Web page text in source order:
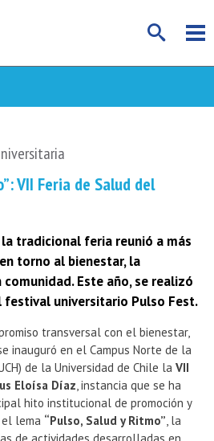
VII Feria de Salud del
tradicional feria reunió a más
torno al bienestar, la
Este año, se realizó
festival universitario Pulso Fest.
transversal con el bienestar,
inauguró en el Campus Norte de la
de la Universidad de Chile la VII
Eloísa Díaz, instancia que se ha
hito institucional de promoción y
el lema “Pulso, Salud y Ritmo”, la